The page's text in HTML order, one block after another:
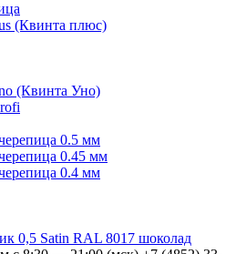
(Квинта плюс)
(Квинта Уно)
0.5 мм
0.45 мм
0.4 мм